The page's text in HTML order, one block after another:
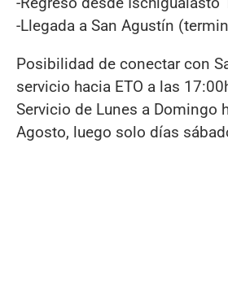
-Llegada a San Agustín
Posibilidad de conectar con
servicio hacia ETO a las
Servicio de Lunes a Domingo
Agosto, luego solo días